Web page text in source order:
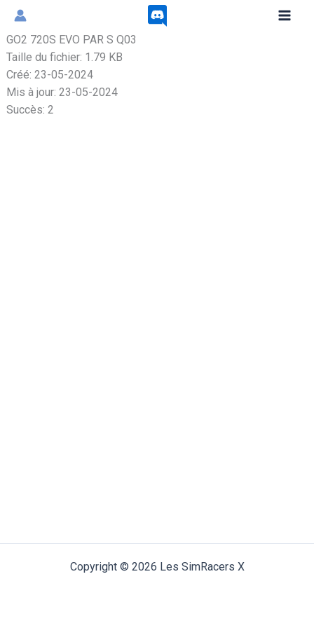
Aller
contenu
GO2 720S EVO PAR S Q03
Taille du fichier: 1.79 KB
Créé: 23-05-2024
Mis à jour: 23-05-2024
Succès: 2
Copyright © 2026 Les SimRacers X